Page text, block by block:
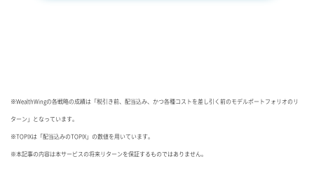
※WealthWingの各戦略の成績は「税引き前、配当込み、かつ各種コストを差し引く前のモデルポートフォリオのリ
ターン」となっています。
※TOPIXは「配当込みのTOPIX」の数値を用いています。
※本記事の内容は本サービスの将来リターンを保証するものではありません。